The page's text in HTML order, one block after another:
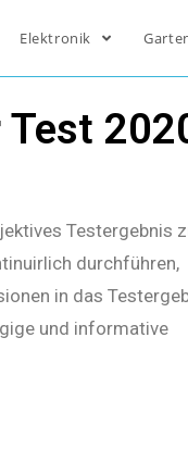
Elektronik
Testergebnis
durchführen,
in das
und informative